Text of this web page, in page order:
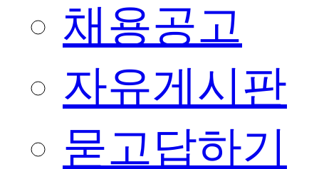
채용공고
자유게시판
묻고답하기